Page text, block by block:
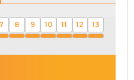
7 8 9 10 11 12 13